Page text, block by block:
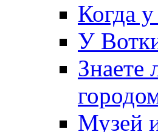
Когда
У
Знаете
Музей